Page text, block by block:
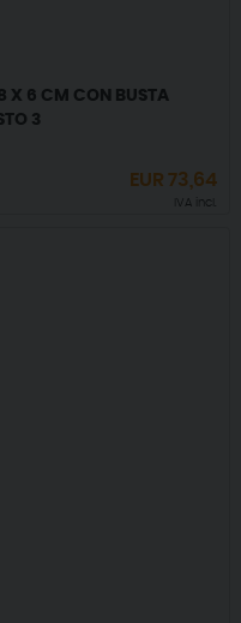
X 6 CM CON BUSTA
3
EUR73,64
IVA incl.